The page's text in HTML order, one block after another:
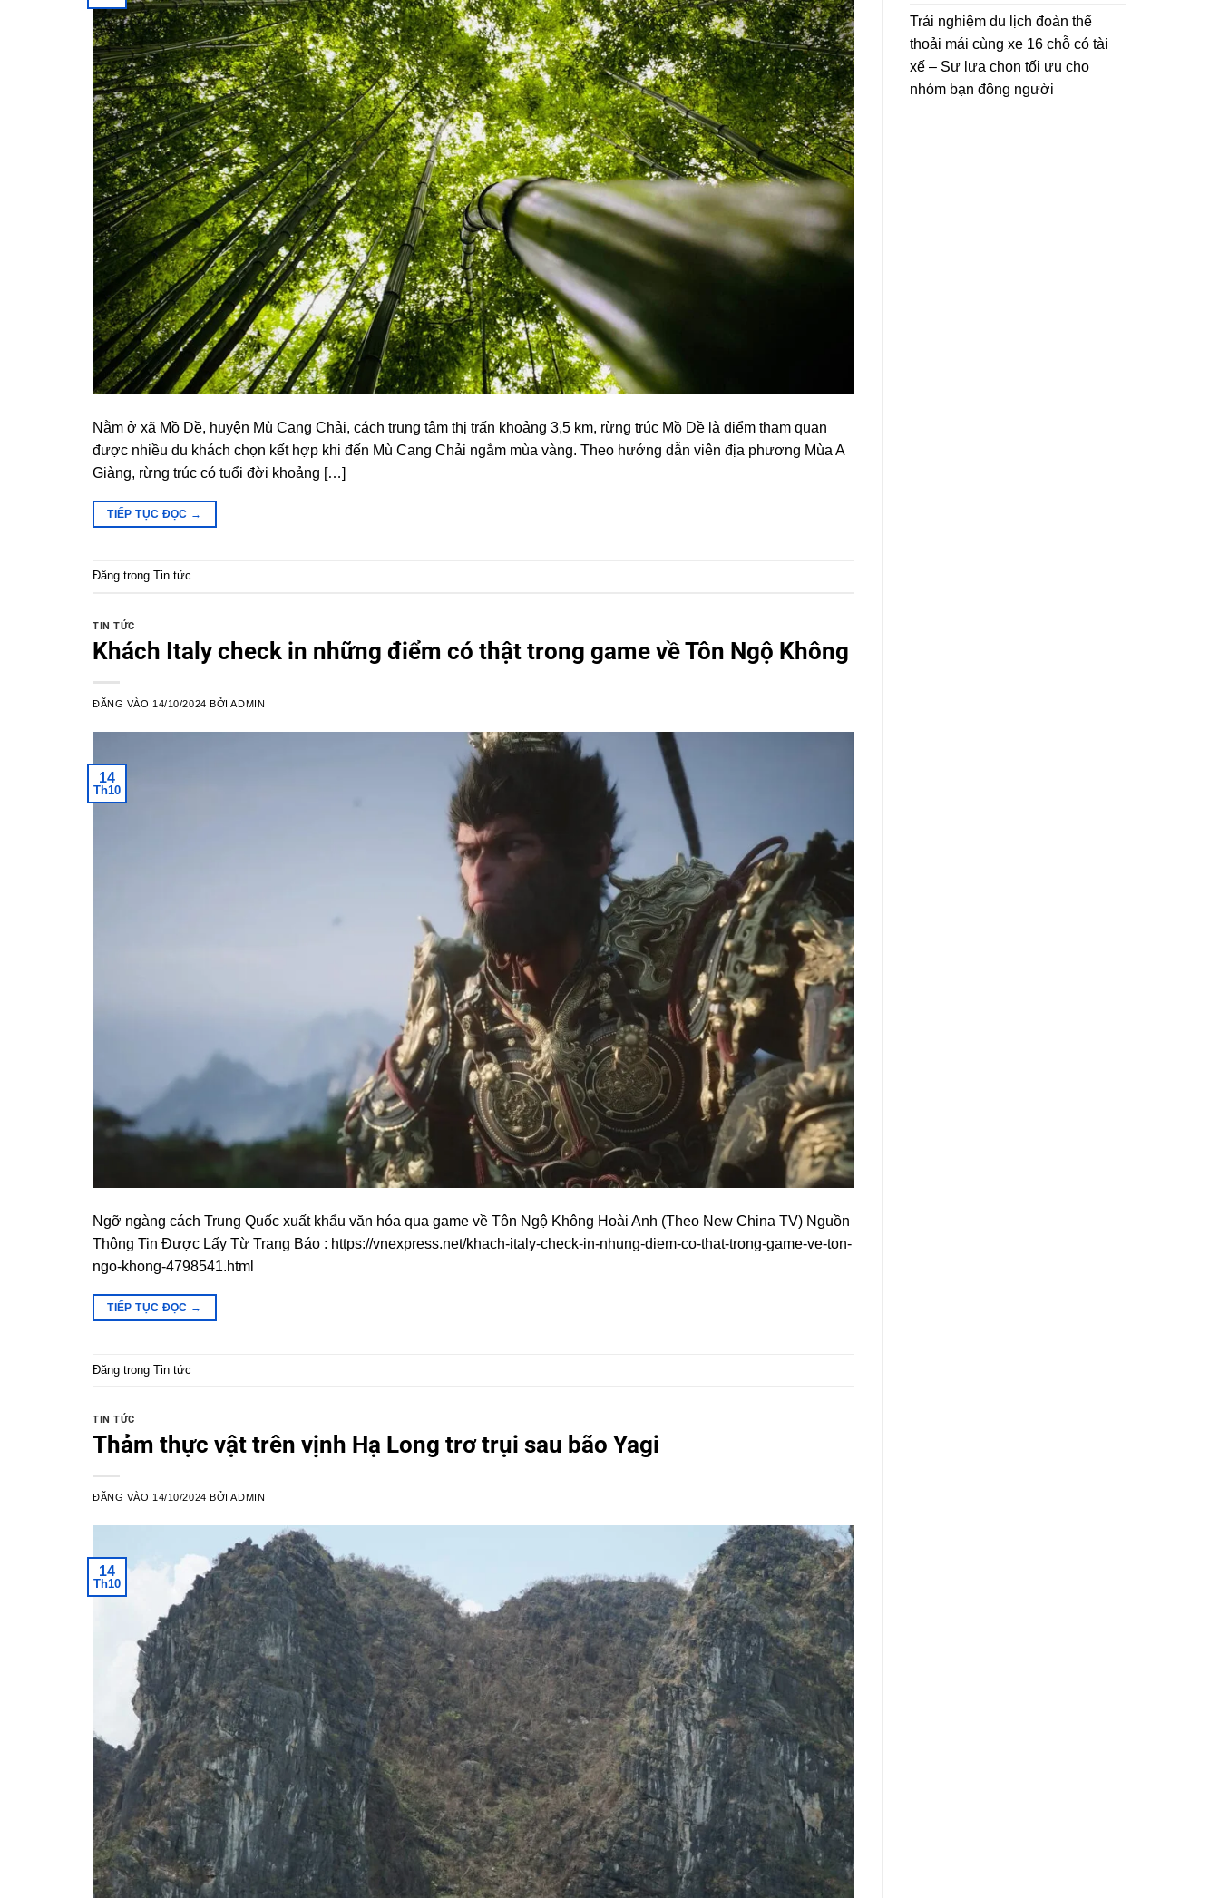
Nằm ở xã Mồ Dề, huyện Mù Cang Chải, cách trung tâm thị trấn khoảng 3,5 km, rừng trúc Mồ Dề là điểm tham quan
được nhiều du khách chọn kết hợp khi đến Mù Cang Chải ngắm mùa vàng. Theo hướng dẫn viên địa phương Mùa A
Giàng, rừng trúc có tuổi đời khoảng […]
TIẾP TỤC ĐỌC →
Đăng trong Tin tức
TIN TỨC
Khách Italy check in những điểm có thật trong game về Tôn Ngộ Không
ĐĂNG VÀO 14/10/2024 BỞIADMIN
14
Th10
Ngỡ ngàng cách Trung Quốc xuất khẩu văn hóa qua game về Tôn Ngộ Không Hoài Anh (Theo New China TV) Nguồn
Thông Tin Được Lấy Từ Trang Báo : https://vnexpress.net/khach-italy-check-in-nhung-diem-co-that-trong-game-ve-ton-
ngo-khong-4798541.html
TIẾP TỤC ĐỌC →
Đăng trong Tin tức
TIN TỨC
Thảm thực vật trên vịnh Hạ Long trơ trụi sau bão Yagi
ĐĂNG VÀO 14/10/2024 BỞIADMIN
14
Th10
kiệm
Trải nghiệm du lịch đoàn thể
thoải mái cùng xe 16 chỗ có tài
xế – Sự lựa chọn tối ưu cho
nhóm bạn đông người